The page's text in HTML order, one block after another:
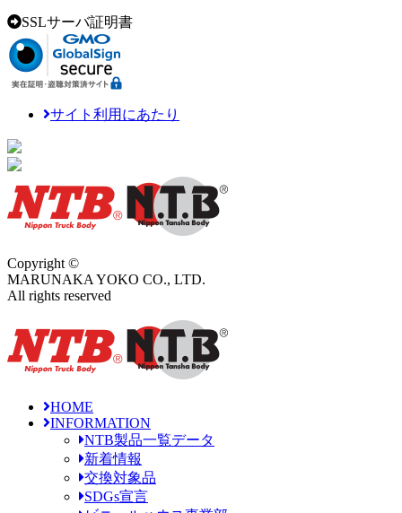
SSLサーバ証明書
サイト利用にあたり
Copyright ©
MARUNAKA YOKO CO., LTD.
All rights reserved
HOME
INFORMATION
NTB製品一覧データ
新着情報
交換対象品
SDGs宣言